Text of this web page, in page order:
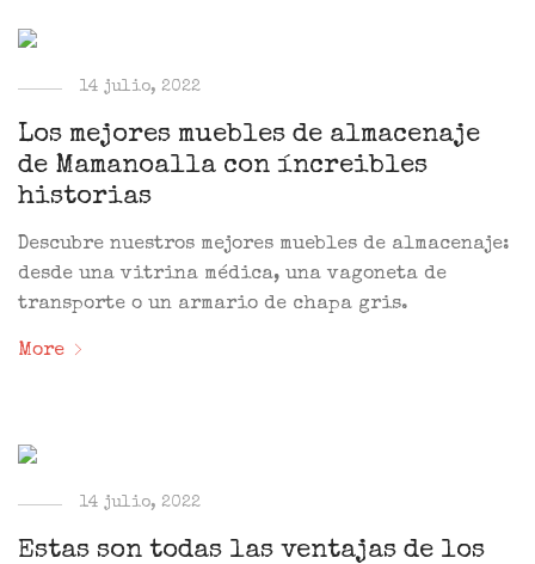
14 julio, 2022
Los mejores muebles de almacenaje
de Mamanoalla con íncreibles
historias
Descubre nuestros mejores muebles de almacenaje:
desde una vitrina médica, una vagoneta de
transporte o un armario de chapa gris.
More
14 julio, 2022
Estas son todas las ventajas de los